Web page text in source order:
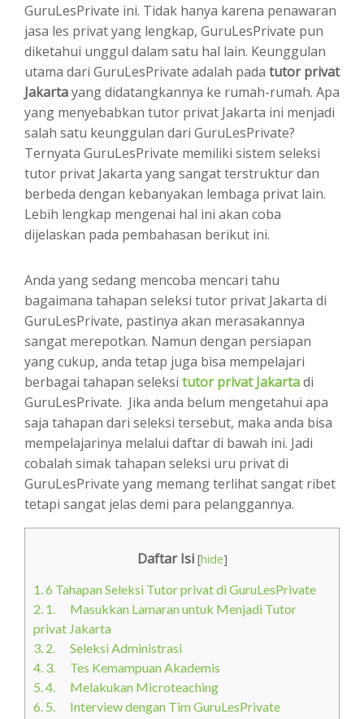
GuruLesPrivate ini. Tidak hanya karena penawaran
jasa les privat yang lengkap, GuruLesPrivate pun
diketahui unggul dalam satu hal lain. Keunggulan
utama dari GuruLesPrivate adalah pada tutor privat
Jakartayang didatangkannya ke rumah-rumah. Apa
yang menyebabkan tutor privat Jakarta ini menjadi
salah satu keunggulan dari GuruLesPrivate?
Ternyata GuruLesPrivate memiliki sistem seleksi
tutor privat Jakarta yang sangat terstruktur dan
berbeda dengan kebanyakan lembaga privat lain.
Lebih lengkap mengenai hal ini akan coba
dijelaskan pada pembahasan berikut ini.
Anda yang sedang mencoba mencari tahu
bagaimana tahapan seleksi tutor privat Jakarta di
GuruLesPrivate, pastinya akan merasakannya
sangat merepotkan. Namun dengan persiapan
yang cukup, anda tetap juga bisa mempelajari
berbagai tahapan seleksi tutor privat Jakartadi
GuruLesPrivate. Jika anda belum mengetahui apa
saja tahapan dari seleksi tersebut, maka anda bisa
mempelajarinya melalui daftar di bawah ini. Jadi
cobalah simak tahapan seleksi uru privat di
GuruLesPrivate yang memang terlihat sangat ribet
tetapi sangat jelas demi para pelanggannya.
Daftar Isi [hide]
1.6 Tahapan Seleksi Tutor privat di GuruLesPrivate
2. 1. Masukkan Lamaran untuk Menjadi Tutor
privat Jakarta
3. 2. Seleksi Administrasi
4. 3. Tes Kemampuan Akademis
5.4. Melakukan Microteaching
6. 5. Interview dengan Tim GuruLesPrivate